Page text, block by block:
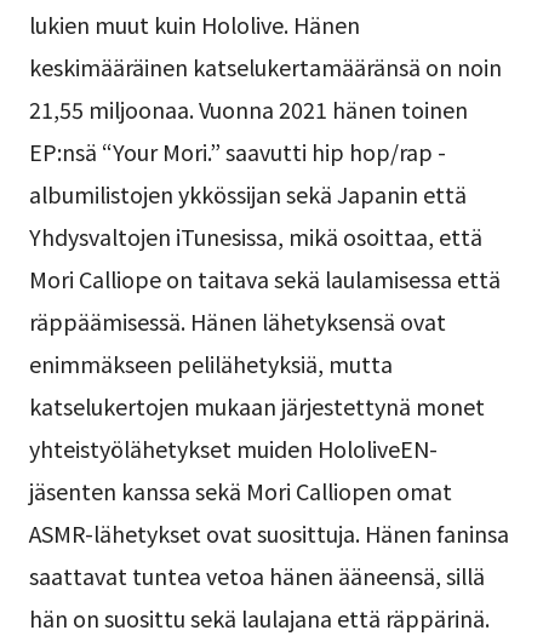
lukien muut kuin Hololive. Hänen
keskimääräinen katselukertamääränsä on noin
21,55 miljoonaa. Vuonna 2021 hänen toinen
EP:nsä “Your Mori.” saavutti hip hop/rap -
albumilistojen ykkössijan sekä Japanin että
Yhdysvaltojen iTunesissa, mikä osoittaa, että
Mori Calliope on taitava sekä laulamisessa että
räppäämisessä. Hänen lähetyksensä ovat
enimmäkseen pelilähetyksiä, mutta
katselukertojen mukaan järjestettynä monet
yhteistyölähetykset muiden HololiveEN-
jäsenten kanssa sekä Mori Calliopen omat
ASMR-lähetykset ovat suosittuja. Hänen faninsa
saattavat tuntea vetoa hänen ääneensä, sillä
hän on suosittu sekä laulajana että räppärinä.